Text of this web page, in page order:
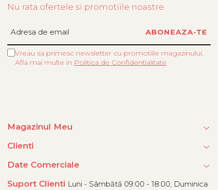
Nu rata ofertele si promotiile noastre
Vreau sa primesc newsletter cu promotiile magazinului.
Afla mai multe in Politica de Confidentialitate
Magazinul Meu
Clienti
Date Comerciale
Suport Clienti Luni - Sâmbătă 09:00 - 18:00, Duminica